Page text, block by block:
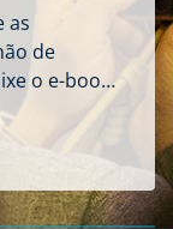
as
de
o e-book